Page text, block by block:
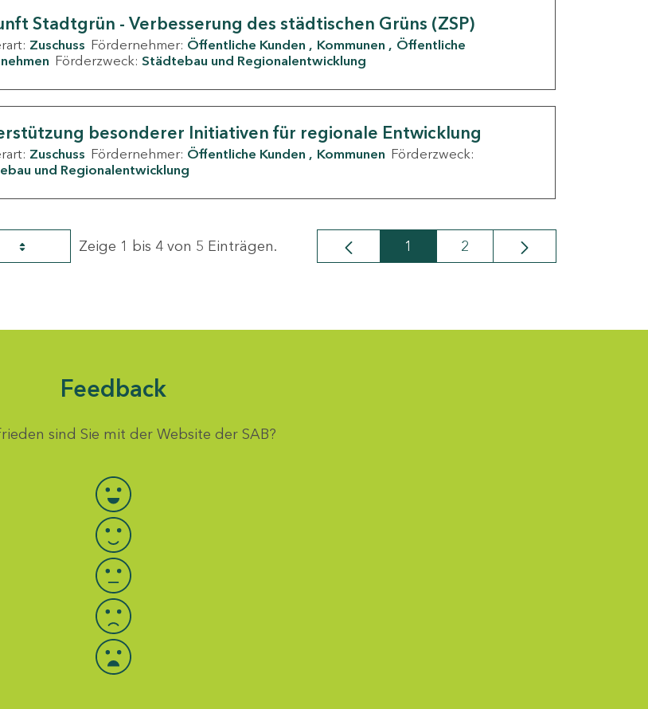
Stadtgrün - Verbesserung des städtischen Grüns (ZSP)
Zuschuss Fördernehmer: Öffentliche Kunden Kommunen
Öffentliche
Förderzweck: Städtebau und Regionalentwicklung
besonderer Initiativen für regionale Entwicklung
Zuschuss Fördernehmer: Öffentliche Kunden Kommunen Förderzweck:
und Regionalentwicklung
Zeige 1 bis 4 von 5 Einträgen. Seite
1 Seite
2
Feedback
sind Sie mit der Website der SAB?
Bewertung auswählen